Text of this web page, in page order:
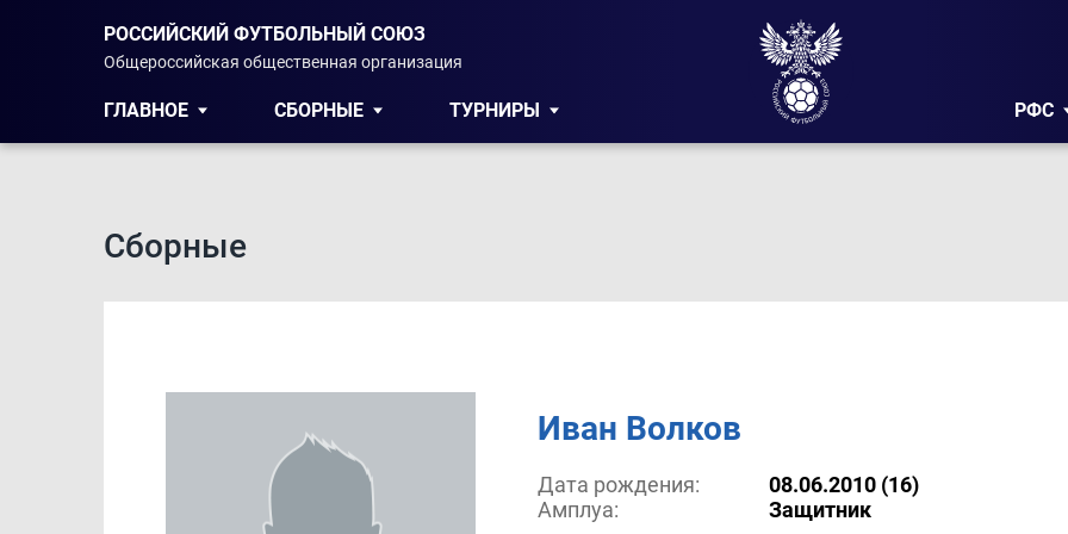
РОССИЙСКИЙ ФУТБОЛЬНЫЙ СОЮЗ
Общероссийская общественная организация
ГЛАВНОЕ СБОРНЫЕ ТУРНИРЫ РФС
Сборные
Иван Волков
Дата рождения:
08.06.2010 (16)
Амплуа:
Защитник